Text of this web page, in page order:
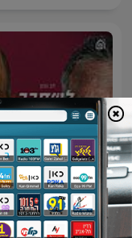
לשחרר את הדב